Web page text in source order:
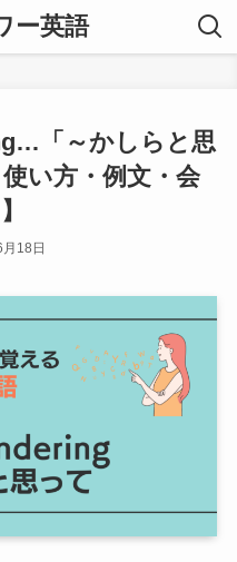
ー英語
「～かしらと思
い方・例文・会
18日